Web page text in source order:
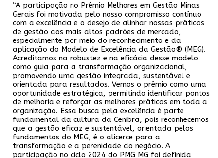
“A participação no Prêmio Melhores em Gestão Minas
Gerais foi motivada pelo nosso compromisso contínuo
com a excelência e o desejo de alinhar nossas práticas
de gestão aos mais altos padrões de mercado,
especialmente por meio do reconhecimento e da
aplicação do Modelo de Excelência da Gestão® (MEG).
Acreditamos na robustez e na eficácia desse modelo
como guia para a transformação organizacional,
promovendo uma gestão integrada, sustentável e
orientada para resultados. Vemos o prêmio como uma
oportunidade estratégica, permitindo identificar pontos
de melhoria e reforçar as melhores práticas em toda a
organização. Essa busca pela excelência é parte
fundamental da cultura da Cenibra, pois reconhecemos
que a gestão eficaz e sustentável, orientada pelos
fundamentos do MEG, é o alicerce para a
transformação e a perenidade do negócio. A
participação no ciclo 2024 do PMG MG foi definida